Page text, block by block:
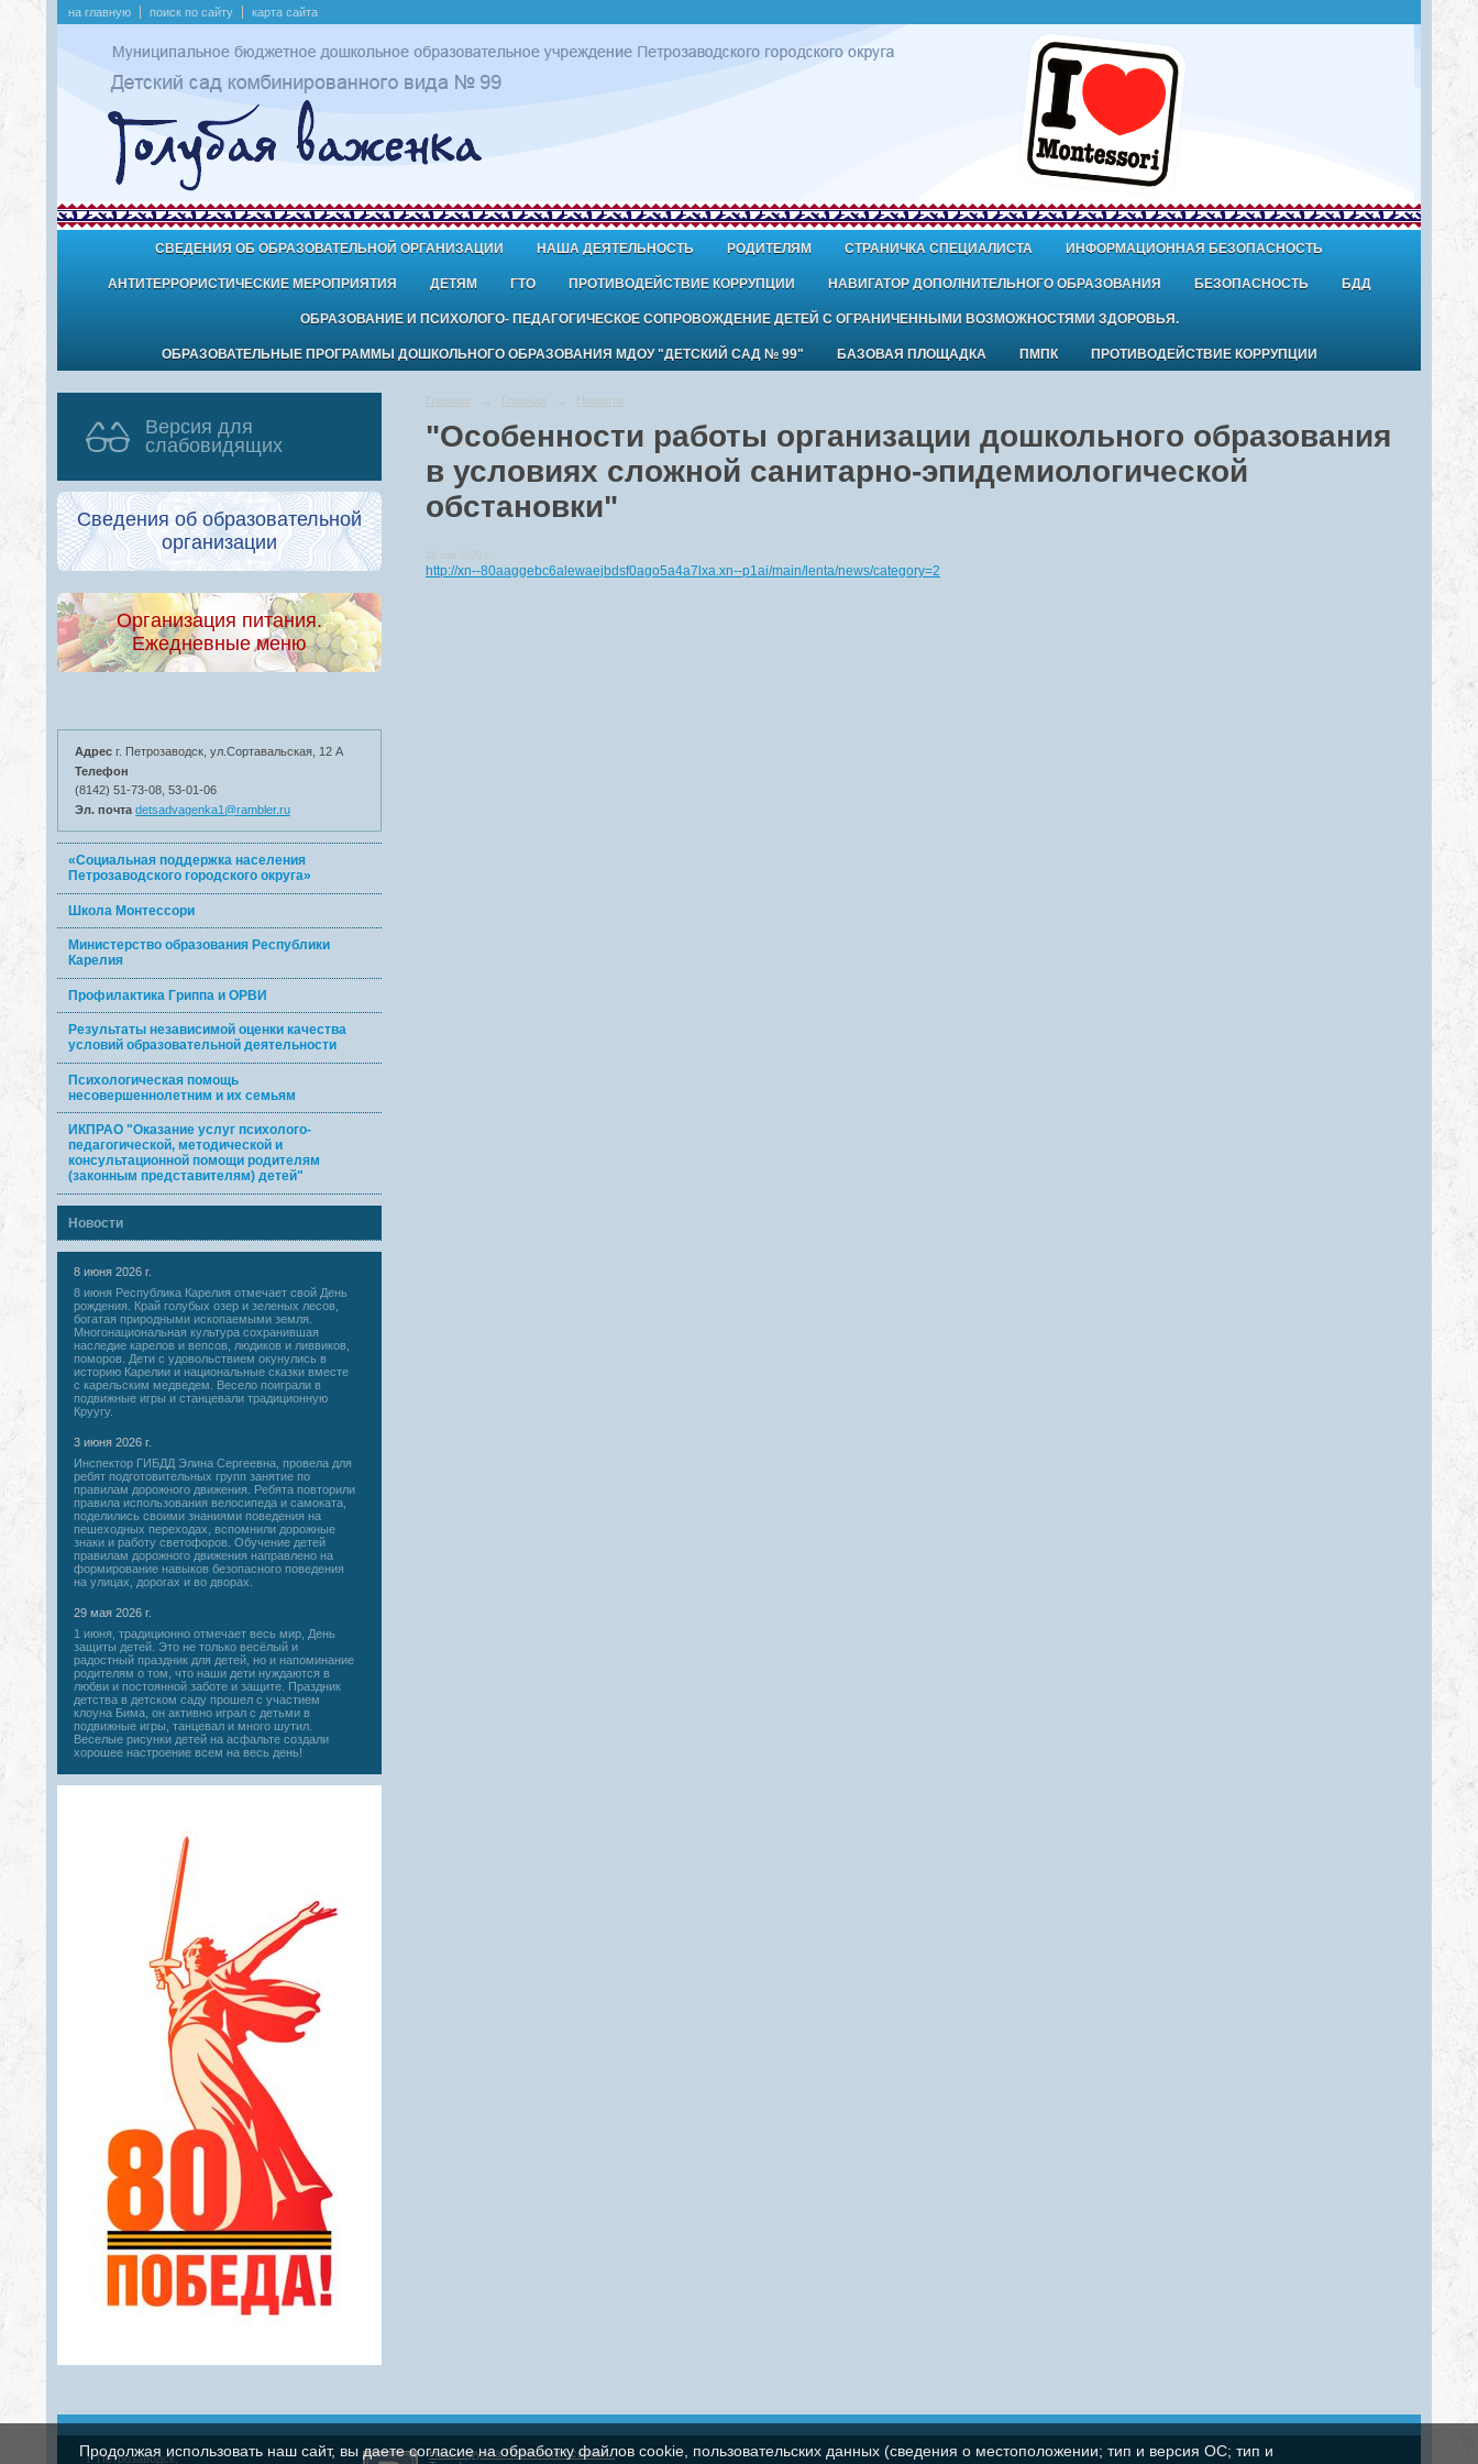
на главную поиск по сайту карта сайта
СВЕДЕНИЯ ОБ ОБРАЗОВАТЕЛЬНОЙ ОРГАНИЗАЦИИ НАША ДЕЯТЕЛЬНОСТЬ РОДИТЕЛЯМ СТРАНИЧКА СПЕЦИАЛИСТА ИНФОРМАЦИОННАЯ БЕЗОПАСНОСТЬ
АНТИТЕРРОРИСТИЧЕСКИЕ МЕРОПРИЯТИЯ ДЕТЯМ ГТО ПРОТИВОДЕЙСТВИЕ КОРРУПЦИИ НАВИГАТОР ДОПОЛНИТЕЛЬНОГО ОБРАЗОВАНИЯ БЕЗОПАСНОСТЬ БДД
ОБРАЗОВАНИЕ И ПСИХОЛОГО- ПЕДАГОГИЧЕСКОЕ СОПРОВОЖДЕНИЕ ДЕТЕЙ С ОГРАНИЧЕННЫМИ ВОЗМОЖНОСТЯМИ ЗДОРОВЬЯ.
ОБРАЗОВАТЕЛЬНЫЕ ПРОГРАММЫ ДОШКОЛЬНОГО ОБРАЗОВАНИЯ МДОУ "ДЕТСКИЙ САД № 99" БАЗОВАЯ ПЛОЩАДКА ПМПК ПРОТИВОДЕЙСТВИЕ КОРРУПЦИИ
Версия для
слабовидящих
Сведения об образовательной
организации
Организация питания.
Ежедневные меню
Адрес г. Петрозаводск, ул.Сортавальская, 12 А
Телефон
(8142) 51-73-08, 53-01-06
Эл. почта detsadvagenka1@rambler.ru
«Социальная поддержка населения
Петрозаводского городского округа»
Школа Монтессори
Министерство образования Республики
Карелия
Профилактика Гриппа и ОРВИ
Результаты независимой оценки качества
условий образовательной деятельности
Психологическая помощь
несовершеннолетним и их семьям
ИКПРАО "Оказание услуг психолого-
педагогической, методической и
консультационной помощи родителям
(законным представителям) детей"
Новости
8 июня 2026 г.
8 июня Республика Карелия отмечает свой День
рождения. Край голубых озер и зеленых лесов,
богатая природными ископаемыми земля.
Многонациональная культура сохранившая
наследие карелов и вепсов, людиков и ливвиков,
поморов. Дети с удовольствием окунулись в
историю Карелии и национальные сказки вместе
с карельским медведем. Весело поиграли в
подвижные игры и станцевали традиционную
Круугу.
3 июня 2026 г.
Инспектор ГИБДД Элина Сергеевна, провела для
ребят подготовительных групп занятие по
правилам дорожного движения. Ребята повторили
правила использования велосипеда и самоката,
поделились своими знаниями поведения на
пешеходных переходах, вспомнили дорожные
знаки и работу светофоров. Обучение детей
правилам дорожного движения направлено на
формирование навыков безопасного поведения
на улицах, дорогах и во дворах.
29 мая 2026 г.
1 июня, традиционно отмечает весь мир, День
защиты детей. Это не только весёлый и
радостный праздник для детей, но и напоминание
родителям о том, что наши дети нуждаются в
любви и постоянной заботе и защите. Праздник
детства в детском саду прошел с участием
клоуна Бима, он активно играл с детьми в
подвижные игры, танцевал и много шутил.
Веселые рисунки детей на асфальте создали
хорошее настроение всем на весь день!
Главная → Главная → Новости
"Особенности работы организации дошкольного образования
в условиях сложной санитарно-эпидемиологической
обстановки"
28 мая 2020 г.
http://xn--80aaggebc6alewaejbdsf0ago5a4a7lxa.xn--p1ai/main/lenta/news/category=2
г. Петрозаводск, Наша группаПолезные ссылки...
Продолжая использовать наш сайт, вы даете согласие на обработку файлов cookie, пользовательских данных (сведения о местоположении; тип и версия ОС; тип и